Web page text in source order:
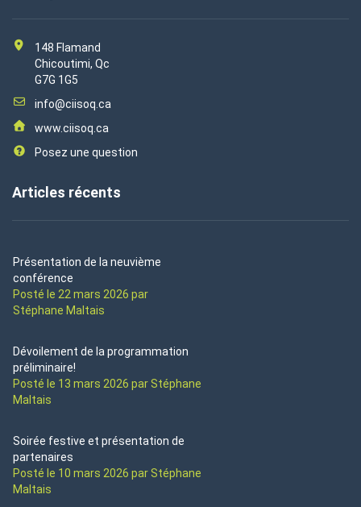
148 Flamand
Chicoutimi, Qc
G7G 1G5
info@ciisoq.ca
www.ciisoq.ca
Posez une question
Articles récents
Présentation de la neuvième
conférence
Posté le 22 mars 2026 par
Stéphane Maltais
Dévoilement de la programmation
préliminaire!
Posté le 13 mars 2026 par Stéphane
Maltais
Soirée festive et présentation de
partenaires
Posté le 10 mars 2026 par Stéphane
Maltais